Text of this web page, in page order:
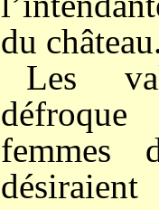
du
Les
femmes